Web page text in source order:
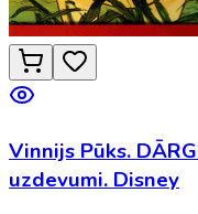
Vinnijs Pūks.
uzdevumi. Disney